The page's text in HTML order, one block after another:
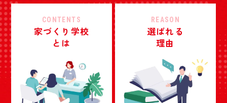
CONTENTS
家づくり学校
とは
REASON
選ばれる
理由